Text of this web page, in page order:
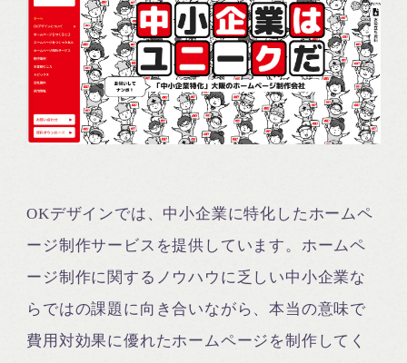
OKデザインでは、中小企業に特化したホームペ
ージ制作サービスを提供しています。ホームペ
ージ制作に関するノウハウに乏しい中小企業な
らではの課題に向き合いながら、本当の意味で
費用対効果に優れたホームページを制作してく